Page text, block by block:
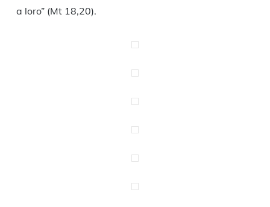
a loro” (Mt 18,20).